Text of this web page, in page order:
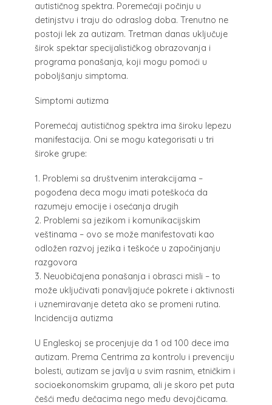
autističnog spektra. Poremećaji počinju u
detinjstvu i traju do odraslog doba. Trenutno ne
postoji lek za autizam. Tretman danas uključuje
širok spektar specijalističkog obrazovanja i
programa ponašanja, koji mogu pomoći u
poboljšanju simptoma.
Simptomi autizma
Poremećaj autističnog spektra ima široku lepezu
manifestacija. Oni se mogu kategorisati u tri
široke grupe:
1. Problemi sa društvenim interakcijama –
pogođena deca mogu imati poteškoća da
razumeju emocije i osećanja drugih
2. Problemi sa jezikom i komunikacijskim
veštinama – ovo se može manifestovati kao
odložen razvoj jezika i teškoće u započinjanju
razgovora
3. Neuobičajena ponašanja i obrasci misli – to
može uključivati ponavljajuće pokrete i aktivnosti
i uznemiravanje deteta ako se promeni rutina.
Incidencija autizma
U Engleskoj se procenjuje da 1 od 100 dece ima
autizam. Prema Centrima za kontrolu i prevenciju
bolesti, autizam se javlja u svim rasnim, etničkim i
socioekonomskim grupama, ali je skoro pet puta
češći među dečacima nego među devojčicama.